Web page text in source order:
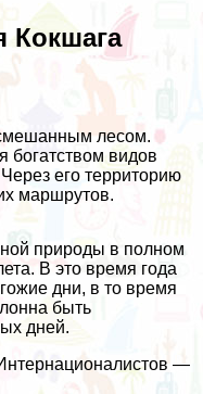
Кокшага
лесом.
богатством видов
его территорию
маршрутов.
природы в полном
В это время года
дни, в то время
быть
дней.
—